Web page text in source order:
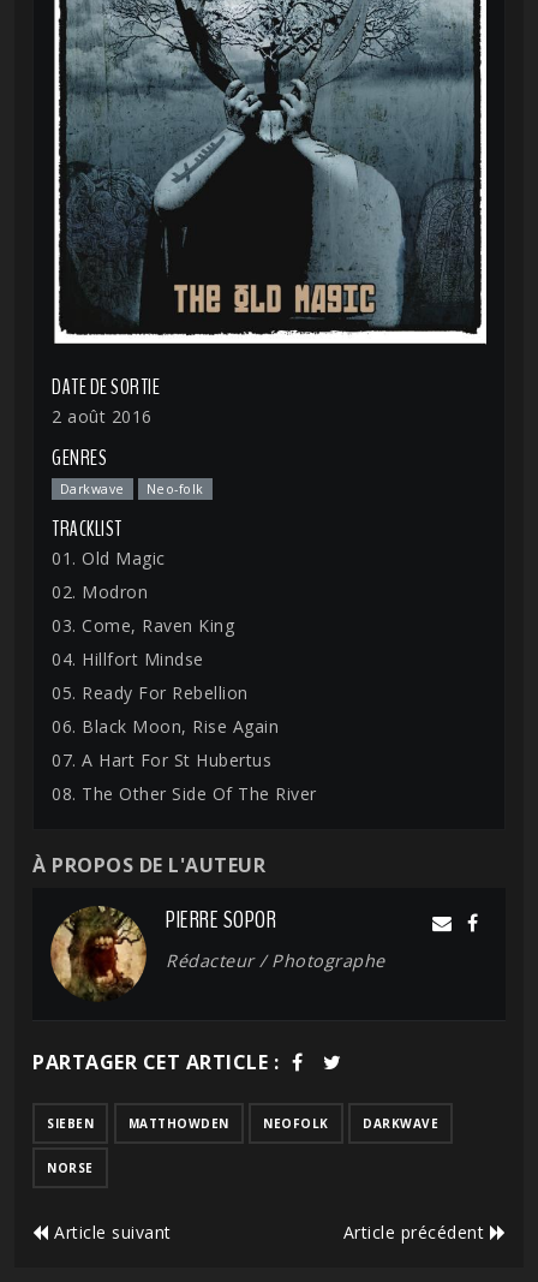
DATE DE SORTIE
2 août 2016
GENRES
Darkwave Neo-folk
TRACKLIST
01. Old Magic
02. Modron
03. Come, Raven King
04. Hillfort Mindse
05. Ready For Rebellion
06. Black Moon, Rise Again
07. A Hart For St Hubertus
08. The Other Side Of The River
À PROPOS DE L'AUTEUR
PIERRE SOPOR
Rédacteur / Photographe
PARTAGER CET ARTICLE :
SIEBEN MATTHOWDEN NEOFOLK DARKWAVE
NORSE
Article suivant Article précédent